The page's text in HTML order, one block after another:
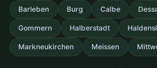
Barleben Burg Calbe
Gommern Halberstadt
Markneukirchen Meissen